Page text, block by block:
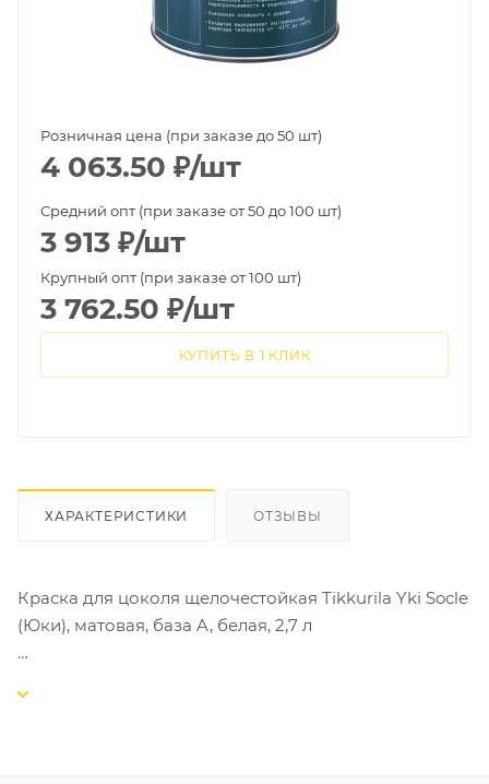
Розничная цена (при заказе до 50 шт)
4 063.50 ₽/шт
Средний опт (при заказе от 50 до 100 шт)
3 913 ₽/шт
Крупный опт (при заказе от 100 шт)
3 762.50 ₽/шт
КУПИТЬ В 1 КЛИК
ХАРАКТЕРИСТИКИ ОТЗЫВЫ
Краска для цоколя щелочестойкая Tikkurila Yki Socle
(Юки), матовая, база A, белая, 2,7 л